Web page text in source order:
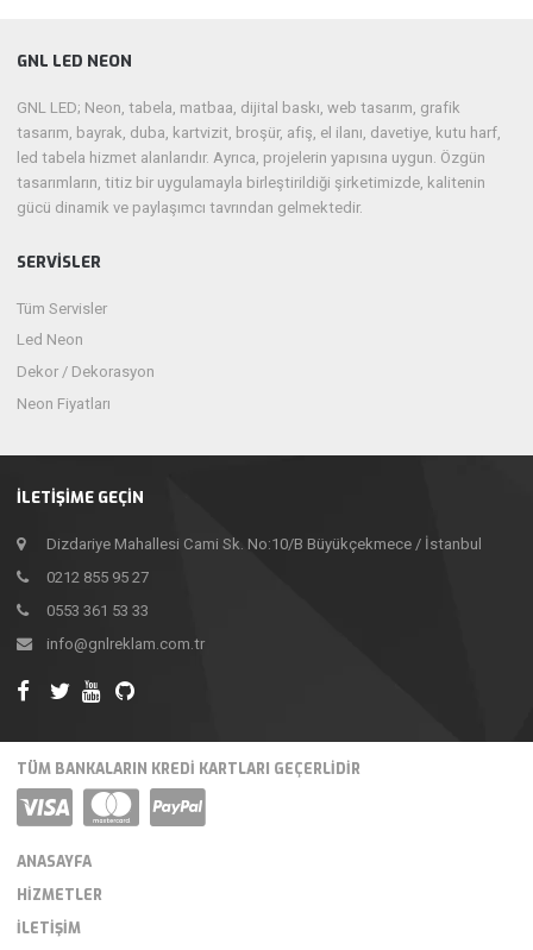
İLETIŞIME GEÇIN
Dizdariye Mahallesi Cami Sk. No:10/B Büyükçekmece / İstanbul
0212 855 95 27
0553 361 53 33
info@gnlreklam.com.tr
GNL LED NEON
GNL LED; Neon, tabela, matbaa, dijital baskı, web tasarım, grafik
tasarım, bayrak, duba, kartvizit, broşür, afiş, el ilanı, davetiye, kutu harf,
led tabela hizmet alanlarıdır. Ayrıca, projelerin yapısına uygun. Özgün
tasarımların, titiz bir uygulamayla birleştirildiği şirketimizde, kalitenin
gücü dinamik ve paylaşımcı tavrından gelmektedir.
SERVISLER
Tüm Servisler
Led Neon
Dekor / Dekorasyon
Neon Fiyatları
TÜM BANKALARIN KREDI KARTLARI GEÇERLIDIR
ANASAYFA
HIZMETLER
İLETIŞIM